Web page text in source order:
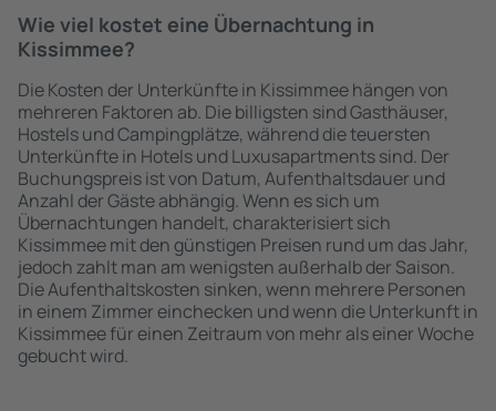
Wie viel kostet eine Übernachtung in
Kissimmee?
Die Kosten der Unterkünfte in Kissimmee hängen von
mehreren Faktoren ab. Die billigsten sind Gasthäuser,
Hostels und Campingplätze, während die teuersten
Unterkünfte in Hotels und Luxusapartments sind. Der
Buchungspreis ist von Datum, Aufenthaltsdauer und
Anzahl der Gäste abhängig. Wenn es sich um
Übernachtungen handelt, charakterisiert sich
Kissimmee mit den günstigen Preisen rund um das Jahr,
jedoch zahlt man am wenigsten außerhalb der Saison.
Die Aufenthaltskosten sinken, wenn mehrere Personen
in einem Zimmer einchecken und wenn die Unterkunft in
Kissimmee für einen Zeitraum von mehr als einer Woche
gebucht wird.